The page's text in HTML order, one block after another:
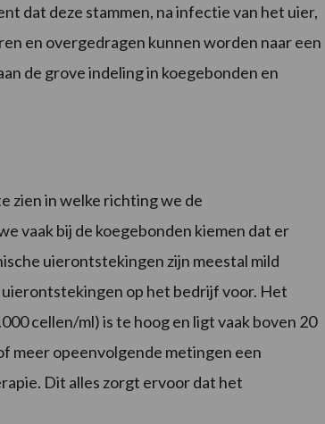
dat deze stammen, na infectie van het uier,
en overgedragen kunnen worden naar een
de grove indeling in koegebonden en
zien in welke richting we de
vaak bij de koegebonden kiemen dat er
uierontstekingen zijn meestal mild
uierontstekingen op het bedrijf voor. Het
cellen/ml) is te hoog en ligt vaak boven 20
meer opeenvolgende metingen een
Dit alles zorgt ervoor dat het